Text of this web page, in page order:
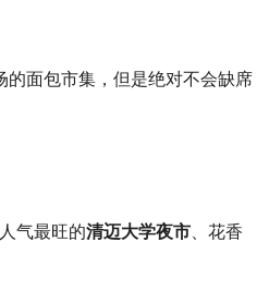
面包市集，但是绝对不会缺席
气最旺的清迈大学夜市、花香